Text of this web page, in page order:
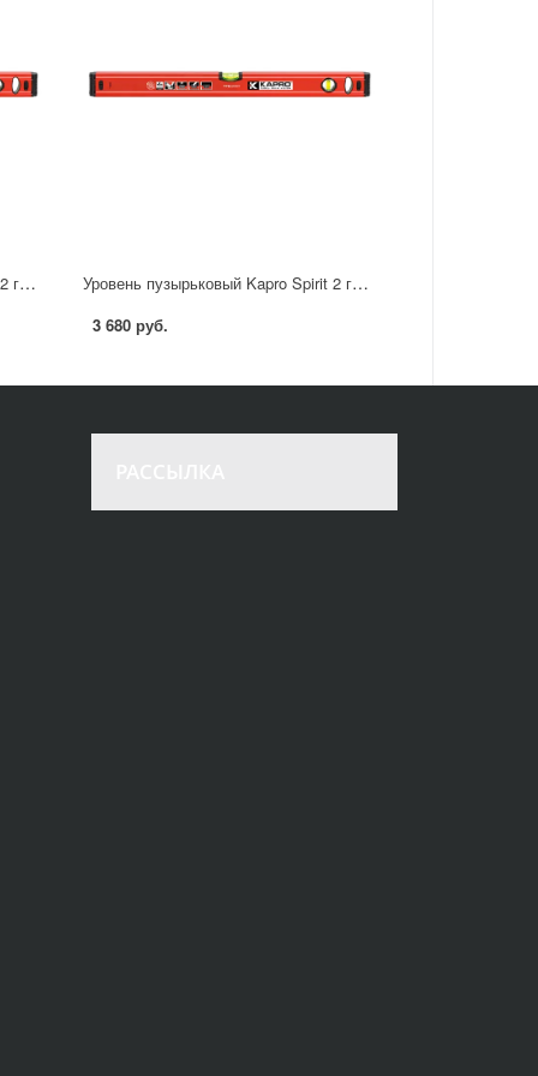
Уровень пузырьковый Kapro Spirit 2 глазка 800 мм Уровень пузырьковый Kapro Spirit 2 глазка 600 мм
3 680 руб.